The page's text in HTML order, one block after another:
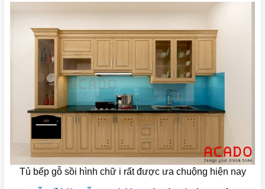
Tủ bếp gỗ sồi hình chữ i rất được ưa chuộng hiện nay